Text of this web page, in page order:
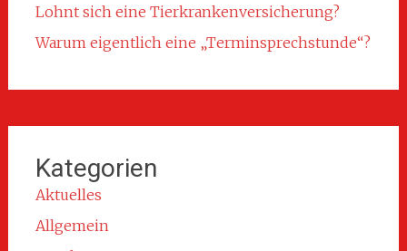
Lohnt sich eine Tierkrankenversicherung?
Warum eigentlich eine „Terminsprechstunde“?
Kategorien
Aktuelles
Allgemein